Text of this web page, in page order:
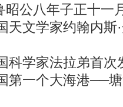
八年子正十一月
学家约翰内斯·
家法拉弟首次
个大海港──塘